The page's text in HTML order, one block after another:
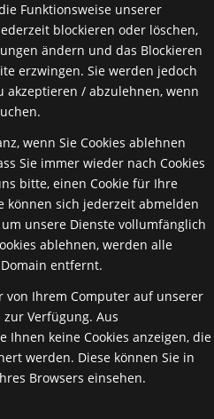
Funktionsweise unserer
blockieren oder löschen,
ändern und das Blockieren
erzwingen. Sie werden jedoch
akzeptieren / abzulehnen, wenn
wenn Sie Cookies ablehnen
Sie immer wieder nach Cookies
bitte, einen Cookie für Ihre
können sich jederzeit abmelden
unsere Dienste vollumfänglich
ablehnen, werden alle
entfernt.
von Ihrem Computer auf unserer
Verfügung. Aus
Ihnen keine Cookies anzeigen, die
werden. Diese können Sie in
Browsers einsehen.